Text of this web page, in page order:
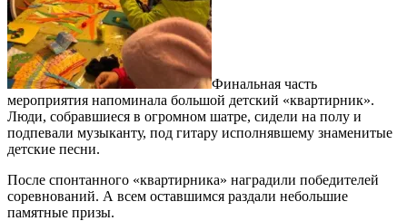
Финальная часть
мероприятия напоминала большой детский «квартирник».
Люди, собравшиеся в огромном шатре, сидели на полу и
подпевали музыканту, под гитару исполнявшему знаменитые
детские песни.
После спонтанного «квартирника» наградили победителей
соревнований. А всем оставшимся раздали небольшие
памятные призы.